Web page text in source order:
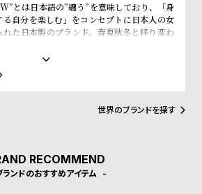
とは日本語の”纏う”を意味しており、「身
自分を楽しむ」をコンセプトに日本人の女
た日本製のブランド。春夏秋冬と移り変わ
世界のブランドを探す
RECOMMEND
ランドのおすすめアイテム